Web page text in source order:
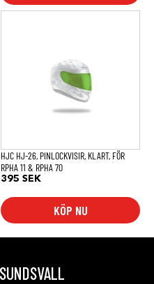
HJC HJ-26, PINLOCKVISIR, KLART, FÖR
RPHA 11 & RPHA 70
395 SEK
KÖP NU